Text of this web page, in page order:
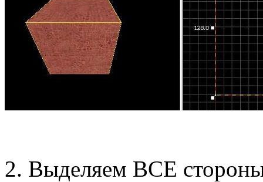
2. Выделяем ВСЕ